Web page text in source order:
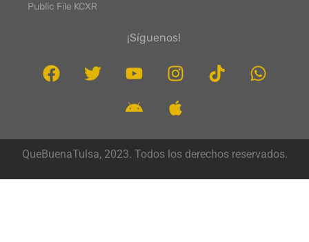
Public File KCXR
¡Síguenos!
QueBuenaTulsa, 2023. Todos los derechos reservados.